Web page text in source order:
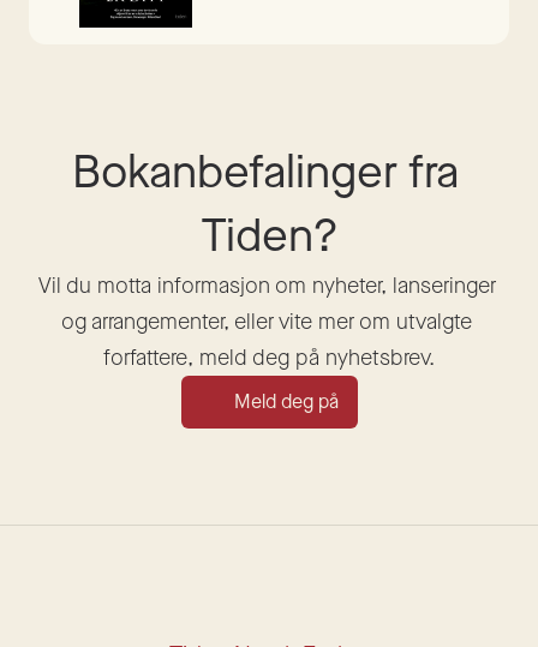
Bokanbefalinger fra
Tiden?
Vil du motta informasjon om nyheter, lanseringer
og arrangementer, eller vite mer om utvalgte
forfattere, meld deg på nyhetsbrev.
Meld deg på